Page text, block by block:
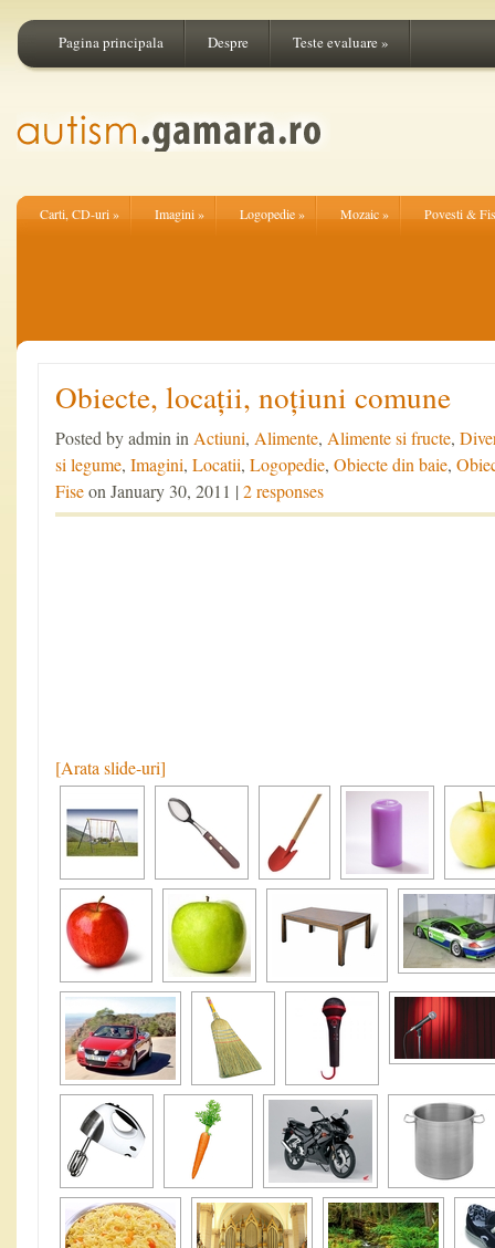
Pagina principala Despre Teste evaluare»
Carti, CD-uri» Imagini» Logopedie» Mozaic» Povesti &
Obiecte, locații, noțiuni comune
Posted by admin in Actiuni, Alimente, Alimente si fructe,
si legume, Imagini, Locatii, Logopedie, Obiecte din baie,
Fiseon January 30, 2011 | 2 responses
[Arata slide-uri]